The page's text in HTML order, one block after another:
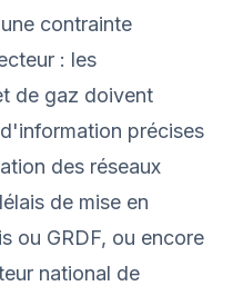
contrainte
: les
de gaz doivent
précises
des réseaux
de mise en
ou GRDF, ou encore
national de